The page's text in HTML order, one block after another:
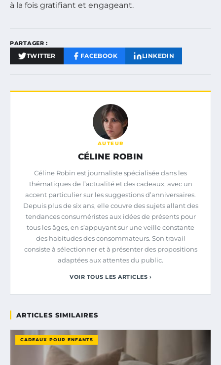
à la fois gratifiant et engageant.
PARTAGER :
TWITTER FACEBOOK LINKEDIN
AUTEUR
CÉLINE ROBIN
Céline Robin est journaliste spécialisée dans les
thématiques de l’actualité et des cadeaux, avec un
accent particulier sur les suggestions d’anniversaires.
Depuis plus de six ans, elle couvre des sujets allant des
tendances consuméristes aux idées de présents pour
tous les âges, en s’appuyant sur une veille constante
des habitudes des consommateurs. Son travail
consiste à sélectionner et à présenter des propositions
adaptées aux attentes du public.
VOIR TOUS LES ARTICLES ›
ARTICLES SIMILAIRES
CADEAUX POUR ENFANTS